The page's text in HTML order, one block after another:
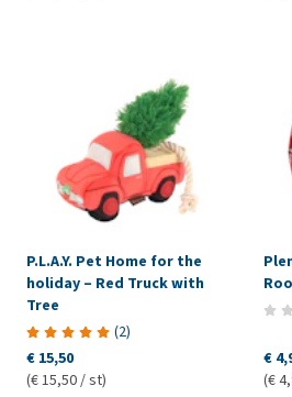
P.L.A.Y. Pet Home for the
holiday – Red Truck with
Tree
(2)
€ 15,50
(€ 15,50 / st)
€
(€